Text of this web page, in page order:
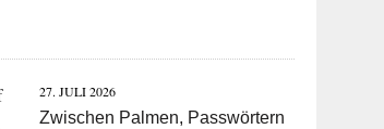
27. JULI 2026
Zwischen Palmen, Passwörtern